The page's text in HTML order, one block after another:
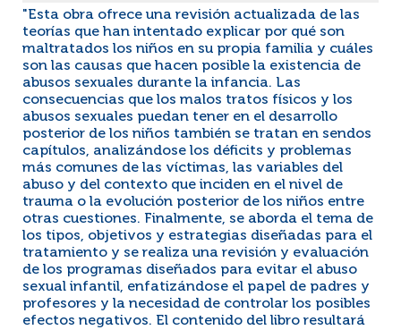
"Esta obra ofrece una revisión actualizada de las
teorías que han intentado explicar por qué son
maltratados los niños en su propia familia y cuáles
son las causas que hacen posible la existencia de
abusos sexuales durante la infancia. Las
consecuencias que los malos tratos físicos y los
abusos sexuales puedan tener en el desarrollo
posterior de los niños también se tratan en sendos
capítulos, analizándose los déficits y problemas
más comunes de las víctimas, las variables del
abuso y del contexto que inciden en el nivel de
trauma o la evolución posterior de los niños entre
otras cuestiones. Finalmente, se aborda el tema de
los tipos, objetivos y estrategias diseñadas para el
tratamiento y se realiza una revisión y evaluación
de los programas diseñados para evitar el abuso
sexual infantil, enfatizándose el papel de padres y
profesores y la necesidad de controlar los posibles
efectos negativos. El contenido del libro resultará